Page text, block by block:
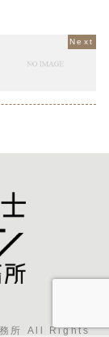
務所 All Rights